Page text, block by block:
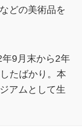
どの美術品を
9月末から2年
たばかり。本
アムとして生